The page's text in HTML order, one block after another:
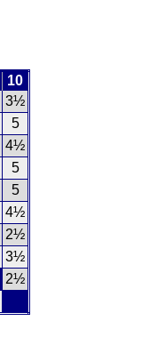
10
3½
5
4½
5
5
4½
2½
3½
2½